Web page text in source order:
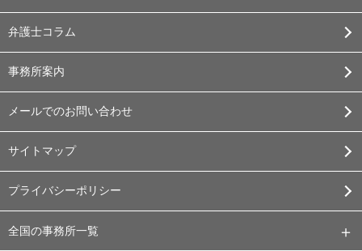
弁護士コラム
事務所案内
メールでのお問い合わせ
サイトマップ
プライバシーポリシー
全国の事務所一覧